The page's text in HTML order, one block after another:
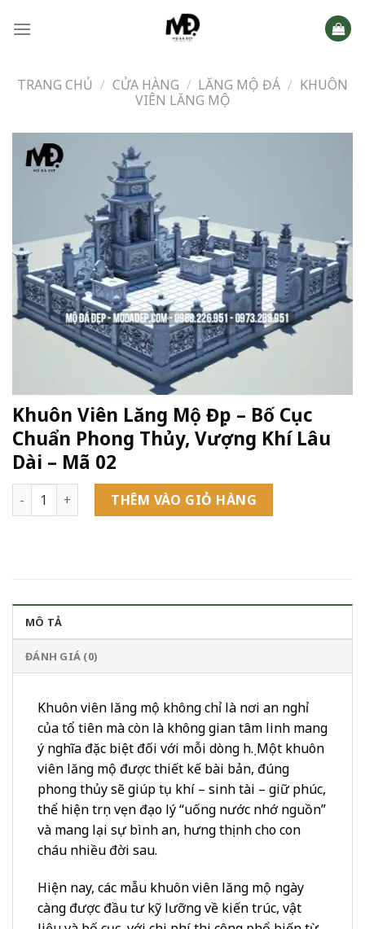
TRANG CHỦ / CỬA HÀNG / LĂNG MỘ ĐÁ / KHUÔN
VIÊN LĂNG MỘ
Khuôn Viên Lăng Mộ Đẹp – Bố Cục
Chuẩn Phong Thủy, Vượng Khí Lâu
Dài – Mã 02
Khuôn Viên Lăng Mộ Đẹp – Bố Cục Chuẩn Phong Thủy,
THÊM VÀO GIỎ HÀNG
MÔ TẢ
ĐÁNH GIÁ (0)
Khuôn viên lăng mộ không chỉ là nơi an nghỉ
của tổ tiên mà còn là không gian tâm linh mang
ý nghĩa đặc biệt đối với mỗi dòng họ. Một khuôn
viên lăng mộ được thiết kế bài bản, đúng
phong thủy sẽ giúp tụ khí – sinh tài – giữ phúc,
thể hiện trọn vẹn đạo lý “uống nước nhớ nguồn”
và mang lại sự bình an, hưng thịnh cho con
cháu nhiều đời sau.
Hiện nay, các mẫu khuôn viên lăng mộ ngày
càng được đầu tư kỹ lưỡng về kiến trúc, vật